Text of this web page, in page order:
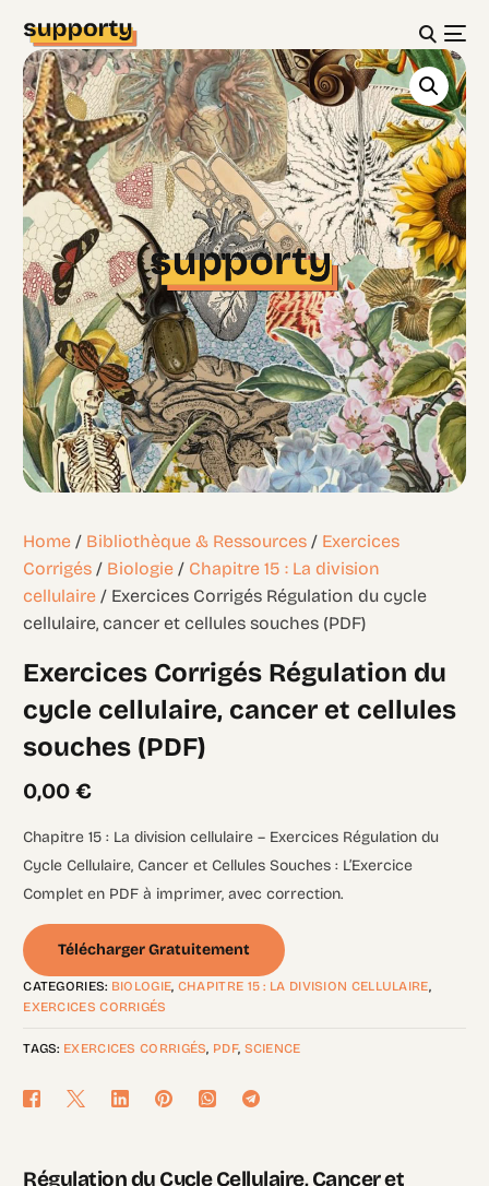
Home / Bibliothèque & Ressources / Exercices
Corrigés / Biologie / Chapitre 15 : La division
cellulaire / Exercices Corrigés Régulation du cycle
cellulaire, cancer et cellules souches (PDF)
Exercices Corrigés Régulation du
cycle cellulaire, cancer et cellules
souches (PDF)
0,00€
Chapitre 15 : La division cellulaire – Exercices Régulation du
Cycle Cellulaire, Cancer et Cellules Souches : L’Exercice
Complet en PDF à imprimer, avec correction.
Télécharger Gratuitement
CATEGORIES: BIOLOGIE, CHAPITRE 15 : LA DIVISION CELLULAIRE,
EXERCICES CORRIGÉS
TAGS: EXERCICES CORRIGÉS, PDF, SCIENCE
Régulation du Cycle Cellulaire, Cancer et